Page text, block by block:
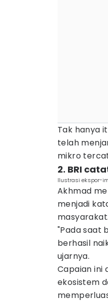
Tak hanya
telah
mikro
2. BRI
Ilustrasi ekspor-
Akhmad
menjadi
masyarakat.
"Pada saat
berhasil
ujarnya.
Capaian ini
ekosistem